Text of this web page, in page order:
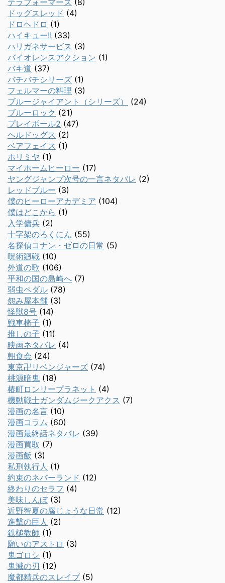
テラフォーマーズ (8)
ドッグスレッド (4)
ドロヘドロ (1)
ハイキュー!! (33)
ハリガネサービス (3)
バイオレンスアクション (1)
バキ道 (37)
バチバチシリーズ (1)
フェルマーの料理 (3)
ブルージャイアント（シリーズ）
(24)
ブルーロック (21)
プレイボール2 (47)
ヘルドッグス (2)
ベアフェイス (1)
ホリミヤ (1)
マイホームヒーロー (17)
ヤングジャンプ次号の一言ネタバレ (2)
レッドブルー (3)
僕のヒーローアカデミア (104)
僕はどこから (1)
入学傭兵 (2)
十字架のろくにん (55)
名探偵コナン・ゼロの日常 (5)
呪術廻戦 (10)
外道の歌 (106)
平和の国の島崎へ (7)
弱虫ペダル (78)
怨み屋本舗 (3)
怪獣8号 (14)
戦車椅子 (1)
推しの子 (11)
映画ネタバレ (4)
朝食会 (24)
東京卍リベンジャーズ (74)
桃源暗鬼 (18)
椿町ロンリープラネット (4)
機動戦士ガンダムジークアクス (7)
漫画の名言 (10)
漫画コラム (60)
漫画最終話ネタバレ (39)
漫画買取 (7)
漫画飯 (3)
私刑執行人 (1)
約束のネバーランド (12)
終わりのセラフ (4)
美味しんぼ(3)
近野智夏の腐じょうな日常 (12)
進撃の巨人 (2)
鉄槌教師 (1)
願いのアストロ (3)
鬼ゴロシ (1)
鬼滅の刃 (12)
魔都精兵のスレイブ (5)